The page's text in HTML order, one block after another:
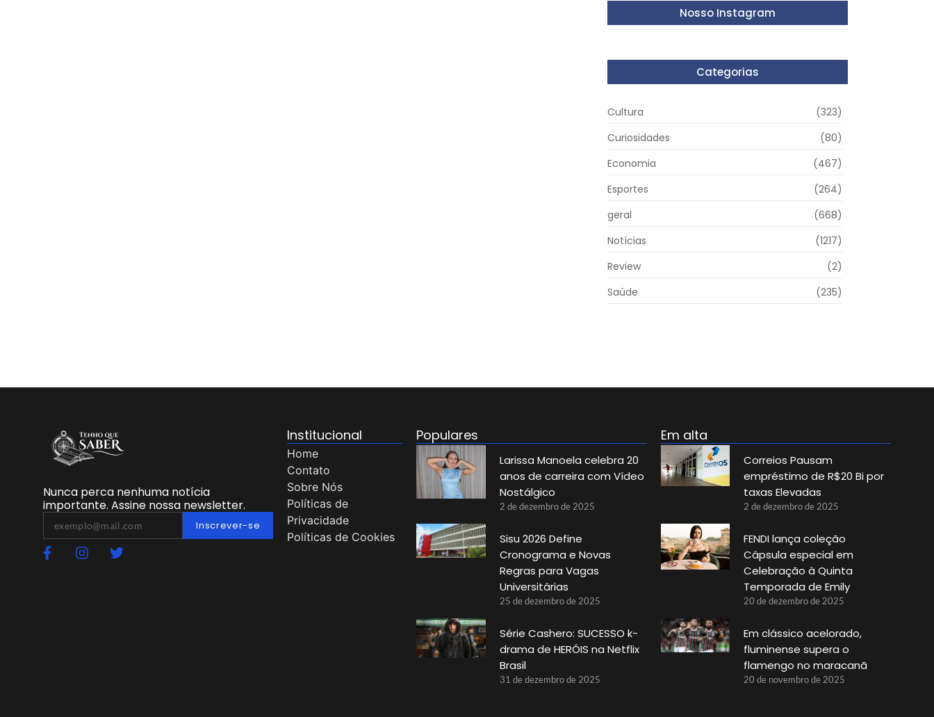
Nosso Instagram
Categorias
Cultura
(323)
Curiosidades
(80)
Economia
(467)
Esportes
(264)
geral
(668)
Notícias
(1217)
Review
(2)
Saúde
(235)
Nunca perca nenhuma notícia
importante. Assine nossa newsletter.
Inscrever-se
Institucional
Home
Contato
Sobre Nós
Políticas de
Privacidade
Políticas de Cookies
Populares
Larissa Manoela celebra 20
anos de carreira com Vídeo
Nostálgico
2 de dezembro de 2025
Sisu 2026 Define
Cronograma e Novas
Regras para Vagas
Universitárias
25 de dezembro de 2025
Série Cashero: SUCESSO k-
drama de HERÓIS na Netflix
Brasil
31 de dezembro de 2025
Em alta
Correios Pausam
empréstimo de R$20 Bi por
taxas Elevadas
2 de dezembro de 2025
FENDI lança coleção
Cápsula especial em
Celebração à Quinta
Temporada de Emily
20 de dezembro de 2025
Em clássico acelorado,
fluminense supera o
flamengo no maracanã
20 de novembro de 2025